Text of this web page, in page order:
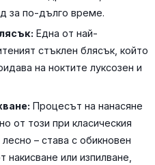
за по-дълго време.
Една от най-
стъклен блясък, който
на ноктите луксозен и
Процесът на нанасяне
от този при класическия
– става с обикновен
или изпилване,